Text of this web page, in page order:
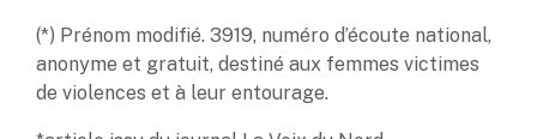
(*) Prénom modifié. 3919, numéro d’écoute national,
anonyme et gratuit, destiné aux femmes victimes
de violences et à leur entourage.